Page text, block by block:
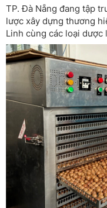
TP. Đà Nẵng đang tập
lược xây dựng thương
Linh cùng các loại dược